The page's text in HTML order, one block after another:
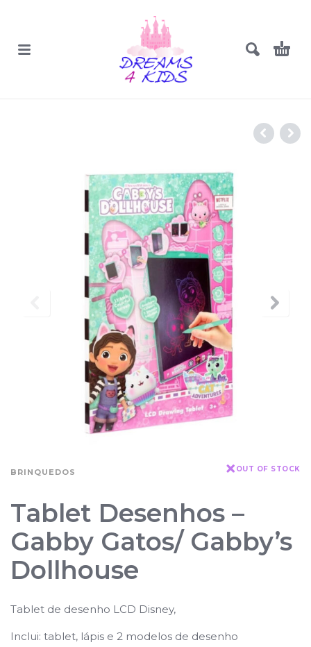
BRINQUEDOS OUT OF STOCK
Tablet Desenhos –
Gabby Gatos/ Gabby’s
Dollhouse
Tablet de desenho LCD Disney,
Inclui: tablet, lápis e 2 modelos de desenho